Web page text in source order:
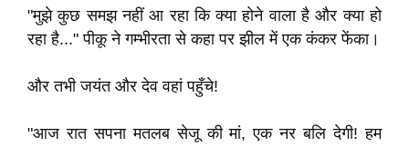
"मुझे कुछ समझ नहीं आ रहा कि क्या होने वाला है और क्या हो
रहा है..." पीकू ने गम्भीरता से कहा पर झील में एक कंकर फेंका।
और तभी जयंत और देव वहां पहुँचे!
"आज रात सपना मतलब सेजू की मां, एक नर बलि देगी! हम